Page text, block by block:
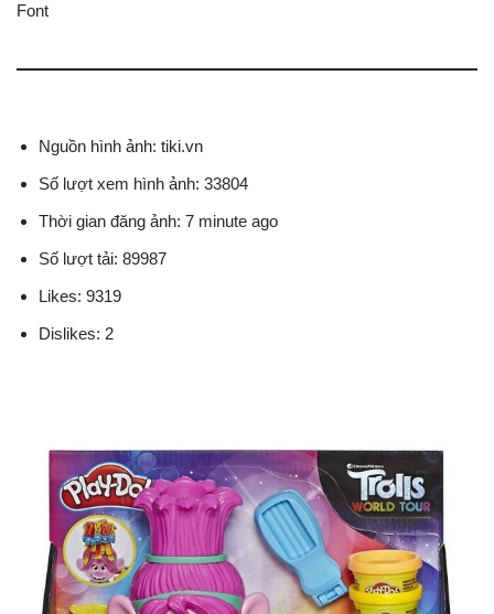
Font
Nguồn hình ảnh: tiki.vn
Số lượt xem hình ảnh: 33804
Thời gian đăng ảnh: 7 minute ago
Số lượt tải: 89987
Likes: 9319
Dislikes: 2